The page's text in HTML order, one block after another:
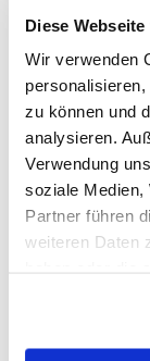
Diese
Wir verwenden
zu können und
analysieren.
Verwendung
soziale Medien,
Partner führen
weiteren Daten
- Das
schützt deine
und organisiert
- Das
Tabletfach
wichtigen
- Das
ermöglicht
Dinge
- VAUDE
> GREEN
hat das Green